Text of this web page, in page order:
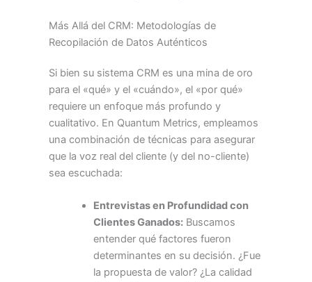
Más Allá del CRM: Metodologías de
Recopilación de Datos Auténticos
Si bien su sistema CRM es una mina de oro
para el «qué» y el «cuándo», el «por qué»
requiere un enfoque más profundo y
cualitativo. En Quantum Metrics, empleamos
una combinación de técnicas para asegurar
que la voz real del cliente (y del no-cliente)
sea escuchada:
Entrevistas en Profundidad con
Clientes Ganados:Buscamos
entender qué factores fueron
determinantes en su decisión. ¿Fue
la propuesta de valor? ¿La calidad